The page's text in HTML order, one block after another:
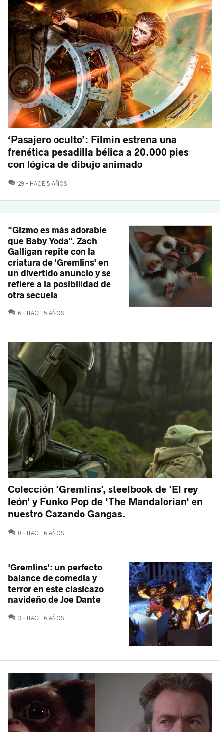
‘Pasajero oculto’: Filmin estrena una
frenética pesadilla bélica a 20.000 pies
con lógica de dibujo animado
29 COMENTARIOS
HACE 5 AÑOS
"Gizmo es más adorable
que Baby Yoda". Zach
Galligan repite con la
criatura de 'Gremlins' en
un divertido anuncio y se
refiere a la posibilidad de
otra secuela
6 COMENTARIOS
HACE 5 AÑOS
Colección 'Gremlins', steelbook de 'El rey
león' y Funko Pop de 'The Mandalorian' en
nuestro Cazando Gangas.
0 COMENTARIOS
HACE 6 AÑOS
'Gremlins': un perfecto
balance de comedia y
terror en este clasicazo
navideño de Joe Dante
3 COMENTARIOS
HACE 6 AÑOS